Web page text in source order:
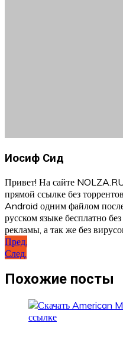
Иосиф Сид
Привет! На сайте
прямой ссылке без
Android одним файлом
русском языке бесплатно
рекламы, а так же без
Навигация
по
записям
Пред.
След.
Похожие посты